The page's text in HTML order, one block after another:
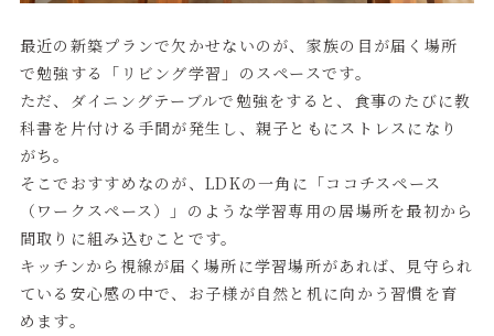
最近の新築プランで欠かせないのが、家族の目が届く場所
で勉強する「リビング学習」のスペースです。
ただ、ダイニングテーブルで勉強をすると、食事のたびに教
科書を片付ける手間が発生し、親子ともにストレスになり
がち。
そこでおすすめなのが、LDKの一角に「ココチスペース
（ワークスペース）」のような学習専用の居場所を最初から
間取りに組み込むことです。
キッチンから視線が届く場所に学習場所があれば、見守られ
ている安心感の中で、お子様が自然と机に向かう習慣を育
めます。